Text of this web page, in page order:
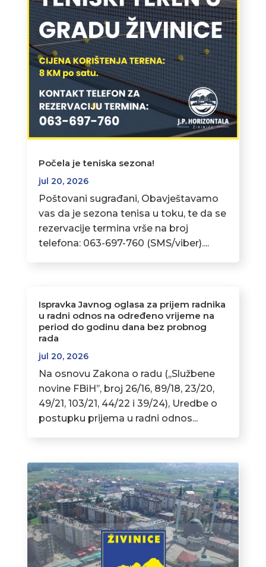
Počela je teniska sezona!
jul 20, 2026
Poštovani sugrađani, Obavještavamo
vas da je sezona tenisa u toku, te da se
rezervacije termina vrše na broj
telefona: 063-697-760 (SMS/viber)....
Ispravka Javnog oglasa za prijem radnika
u radni odnos na određeno vrijeme na
period do godinu dana bez probnog
rada
jul 20, 2026
Na osnovu Zakona o radu (,,Službene
novine FBiH’’, broj 26/16, 89/18, 23/20,
49/21, 103/21, 44/22 i 39/24), Uredbe o
postupku prijema u radni odnos...